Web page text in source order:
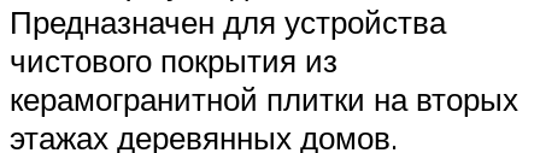
Предназначен для устройства
чистового покрытия из
керамогранитной плитки на вторых
этажах деревянных домов.